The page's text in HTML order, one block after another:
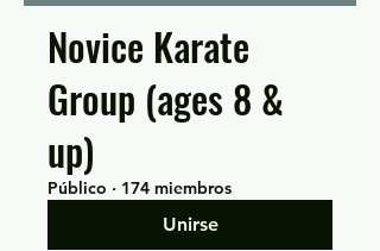
Novice Karate
Group (ages 8 &
up)
Público · 174 miembros
Unirse